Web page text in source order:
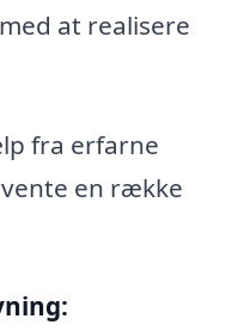
at realisere
fra erfarne
en række